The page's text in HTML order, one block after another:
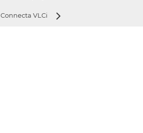
Connecta VLCi